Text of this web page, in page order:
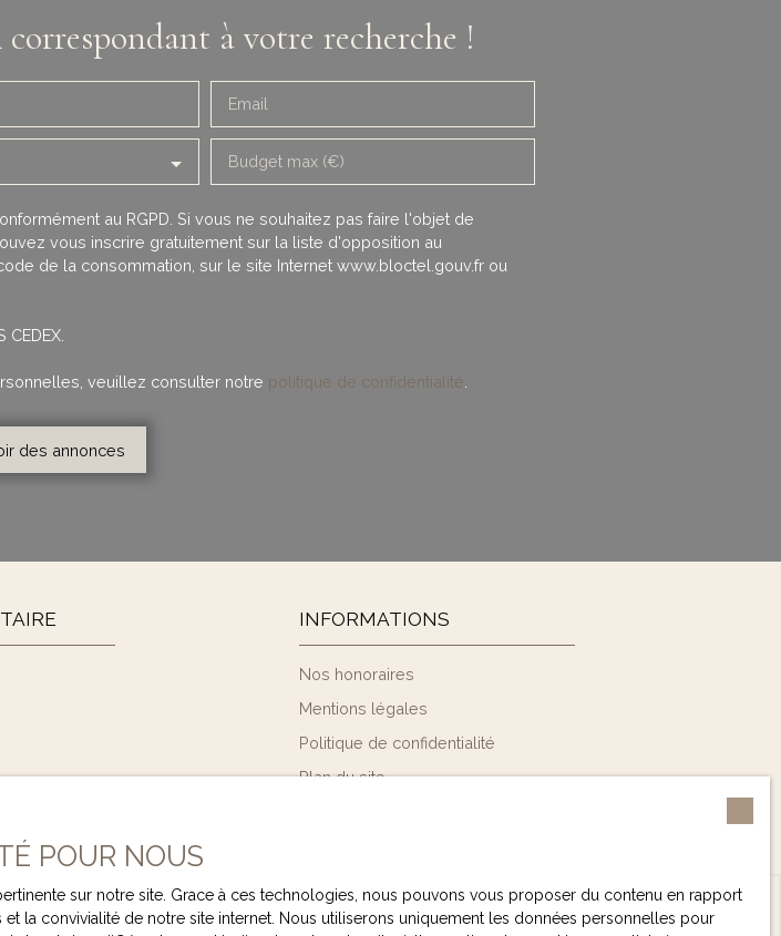
correspondant à votre recherche !
Email
Budget max (€)
au RGPD. Si vous ne souhaitez pas faire l'objet de
vous inscrire gratuitement sur la liste d'opposition au
de la consommation, sur le site Internet www.bloctel.gouv.fr ou
veuillez consulter notre politique de confidentialité
des annonces
INFORMATIONS
Nos honoraires
Mentions légales
Politique de confidentialité
Plan du site
POUR NOUS
sur notre site. Grace à ces technologies, nous pouvons vous proposer du contenu en rapport
la convivialité de notre site internet. Nous utiliserons uniquement les données personnelles pour